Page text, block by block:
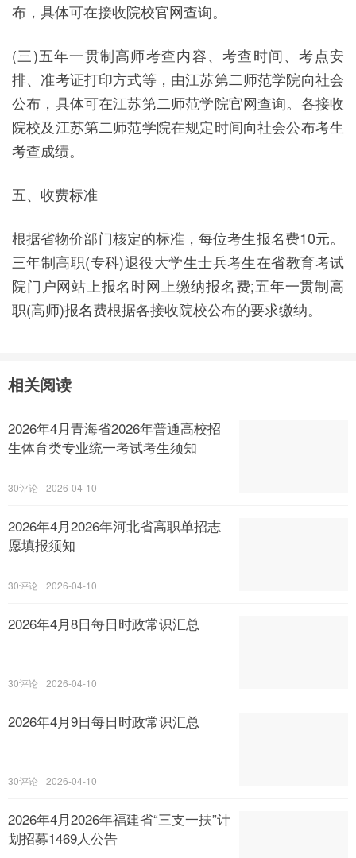
布，具体可在接收院校官网查询。
(三)五年一贯制高师考查内容、考查时间、考点安
排、准考证打印方式等，由江苏第二师范学院向社会
公布，具体可在江苏第二师范学院官网查询。各接收
院校及江苏第二师范学院在规定时间向社会公布考生
考查成绩。
五、收费标准
根据省物价部门核定的标准，每位考生报名费10元。
三年制高职(专科)退役大学生士兵考生在省教育考试
院门户网站上报名时网上缴纳报名费;五年一贯制高
职(高师)报名费根据各接收院校公布的要求缴纳。
相关阅读
2026年4月青海省2026年普通高校招
生体育类专业统一考试考生须知
30 2026-04-10
2026年4月2026年河北省高职单招志
愿填报须知
30 2026-04-10
2026年4月8日每日时政常识汇总
30 2026-04-10
2026年4月9日每日时政常识汇总
30 2026-04-10
2026年4月2026年福建省“三支一扶”计
划招募1469人公告